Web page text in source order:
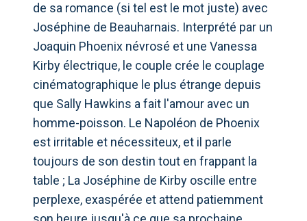
de sa romance (si tel est le mot juste) avec
Joséphine de Beauharnais. Interprété par un
Joaquin Phoenix névrosé et une Vanessa
Kirby électrique, le couple crée le couplage
cinématographique le plus étrange depuis
que Sally Hawkins a fait l'amour avec un
homme-poisson. Le Napoléon de Phoenix
est irritable et nécessiteux, et il parle
toujours de son destin tout en frappant la
table ; La Joséphine de Kirby oscille entre
perplexe, exaspérée et attend patiemment